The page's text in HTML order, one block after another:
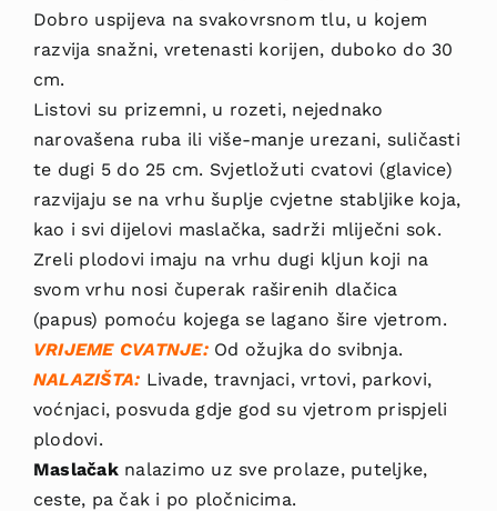
Dobro uspijeva na svakovrsnom tlu, u kojem
razvija snažni, vretenasti korijen, duboko do 30
cm.
Listovi su prizemni, u rozeti, nejednako
narovašena ruba ili više-manje urezani, suliča­sti
te dugi 5 do 25 cm. Svjetložuti cvatovi (glavice)
razvijaju se na vrhu šuplje cvjetne stabljike koja,
kao i svi dijelovi maslačka, sadrži mliječni sok.
Zreli plodovi imaju na vrhu dugi kljun koji na
svom vrhu nosi čuperak raširenih dlačica
(papus) pomoću kojega se lagano šire vjetrom.
VRIJEME CVATNJE:Od ožujka do svibnja.
NALAZIŠTA: Livade, travnjaci, vrto­vi, parkovi,
voćnjaci, posvuda gdje god su vjetrom prispjeli
plodovi.
Maslačaknalazimo uz sve prolaze, puteljke,
ceste, pa čak i po pločnicima.